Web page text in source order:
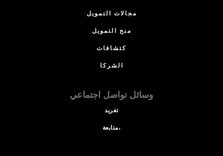
مجالات التمويل
منح التمويل
كتشافات
الشركا
وسائل تواصل اجتماعي
تغريد
متابعة،